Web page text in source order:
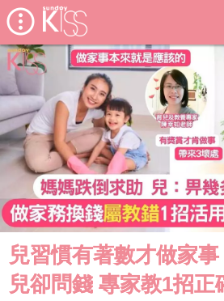
兒習慣有著數才做家
兒卻問錢 專家教1招正